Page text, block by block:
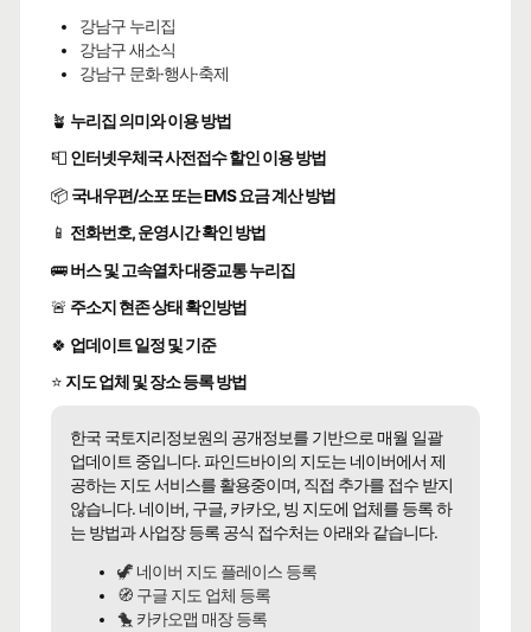
강남구 누리집
강남구 새소식
강남구 문화·행사·축제
🪴 누리집 의미와 이용 방법
📮 인터넷우체국 사전접수 할인 이용 방법
📦 국내우편/소포 또는 EMS 요금 계산 방법
📱 전화번호, 운영시간 확인 방법
🚌버스 및 고속열차 대중교통 누리집
🚨 주소지 현존 상태 확인방법
🍀 업데이트 일정 및 기준
⭐ 지도 업체 및 장소 등록 방법
한국 국토지리정보원의 공개정보를 기반으로 매월 일괄
업데이트 중입니다. 파인드바이의 지도는 네이버에서 제
공하는 지도 서비스를 활용중이며, 직접 추가를 접수 받지
않습니다. 네이버, 구글, 카카오, 빙 지도에 업체를 등록 하
는 방법과 사업장 등록 공식 접수처는 아래와 같습니다.
🦖 네이버 지도 플레이스 등록
🧭 구글 지도 업체 등록
🐤 카카오맵 매장 등록